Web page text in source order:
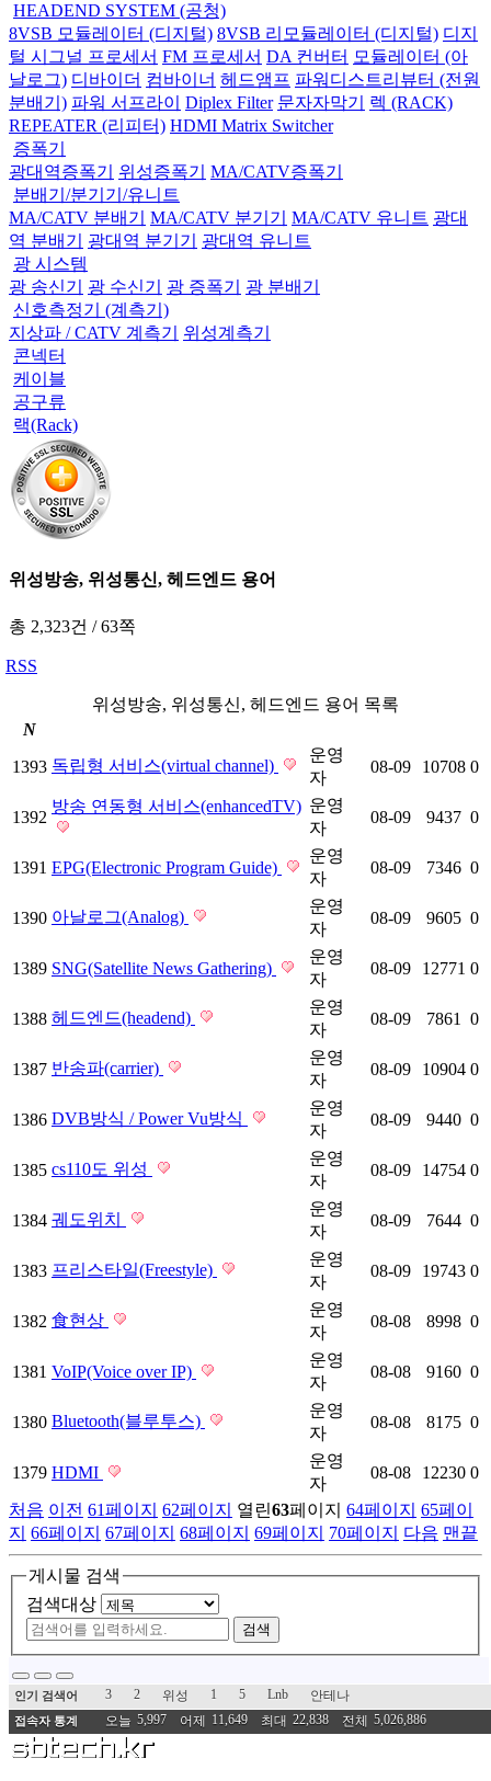
HEADEND SYSTEM (공청)
8VSB 모듈레이터 (디지털) 8VSB 리모듈레이터 (디지털) 디지
털 시그널 프로세서 FM 프로세서 DA 컨버터 모듈레이터 (아
날로그) 디바이더 컴바이너 헤드앰프 파워디스트리뷰터 (전원
분배기) 파워 서프라이 Diplex Filter 문자자막기
렉 (RACK)
REPEATER (리피터) HDMI Matrix Switcher
증폭기
광대역증폭기
위성증폭기
MA/CATV증폭기
분배기/분기기/유니트
MA/CATV 분배기
MA/CATV 분기기 MA/CATV 유니트 광대
역 분배기
광대역 분기기
광대역 유니트
광 시스템
광 송신기
광 수신기 광 증폭기
광 분배기
신호측정기 (계측기)
지상파 / CATV 계측기
위성계측기
콘넥터
케이블
공구류
랙(Rack)
위성방송, 위성통신, 헤드엔드 용어
총 2,323건 /63쪽
RSS
위성방송, 위성통신, 헤드엔드 용어 목록
N
1393 독립형 서비스(virtual channel)
운영
자
08-09 10708 0
1392
방송 연동형 서비스(enhancedTV) 운영
자
08-09 9437 0
1391 EPG(Electronic Program Guide)
운영
자
08-09 7346 0
1390 아날로그(Analog)
운영
자
08-09 9605 0
1389 SNG(Satellite News Gathering)
운영
자
08-09 12771 0
1388 헤드엔드(headend)
운영
자
08-09 7861 0
1387 반송파(carrier)
운영
자
08-09 10904 0
1386 DVB방식 / Power Vu방식
운영
자
08-09 9440 0
1385 cs110도 위성
운영
자
08-09 14754 0
1384 궤도위치
운영
자
08-09 7644 0
1383 프리스타일(Freestyle)
운영
자
08-09 19743 0
1382 食현상
운영
자
08-08 8998 0
1381 VoIP(Voice over IP)
운영
자
08-08 9160 0
1380 Bluetooth(블루투스)
운영
자
08-08 8175 0
1379 HDMI
운영
자
08-08 12230 0
처음 이전 61페이지 62페이지 열린63페이지 64페이지 65페이
지 66페이지 67페이지 68페이지 69페이지 70페이지 다음 맨끝
게시물 검색
검색대상
검색
인기 검색어 3 2 위성 1 5 Lnb 안테나
접속자 통계 오늘 5,997 어제 11,649 최대 22,838 전체 5,026,886